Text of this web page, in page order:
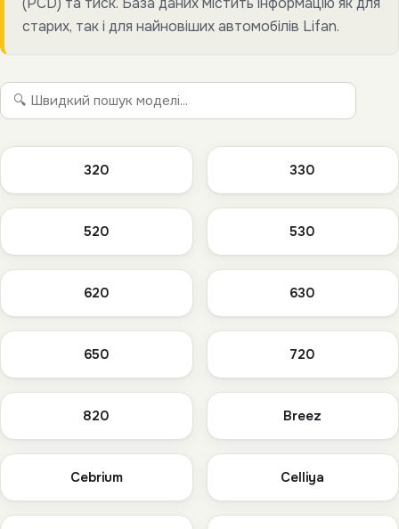
старих, так і для найновіших автомобілів Lifan.
320 330
520 530
620 630
650 720
820 Breez
Cebrium Celliya